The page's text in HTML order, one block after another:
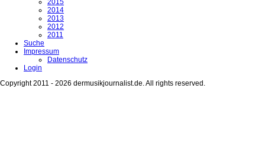
2015
2014
2013
2012
2011
Suche
Impressum
Datenschutz
Login
Copyright 2011 - 2026 dermusikjournalist.de. All rights reserved.